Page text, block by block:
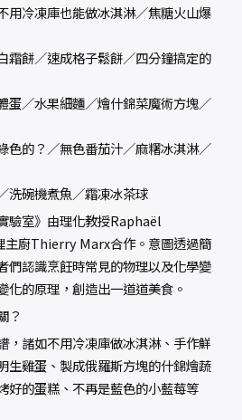
用冷凍庫也能做冰淇淋／焦糖火山爆
霜餅／速成格子鬆餅／四分鐘搞定的
蛋／水果細麵／燴什錦菜魔術方塊／
色的？／無色番茄汁／麻糬冰淇淋／
洗碗機煮魚／霜凍冰茶球
驗室》由理化教授Raphaël
廚Thierry Marx合作。意圖透過簡
們認識烹飪時常見的物理以及化學變
化的原理，創造出一道道美食。
？
，諸如不用冷凍庫做冰淇淋、手作鮮
生雞蛋、製成俄羅斯方塊的什錦燴蔬
好的蛋糕、不再是藍色的小藍莓等